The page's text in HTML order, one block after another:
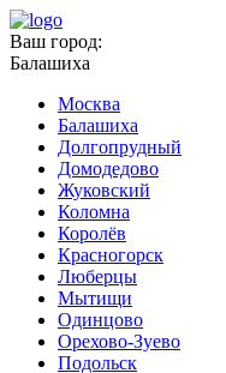
Ваш город:
Балашиха
Москва
Балашиха
Долгопрудный
Домодедово
Жуковский
Коломна
Королёв
Красногорск
Люберцы
Мытищи
Одинцово
Орехово-Зуево
Подольск